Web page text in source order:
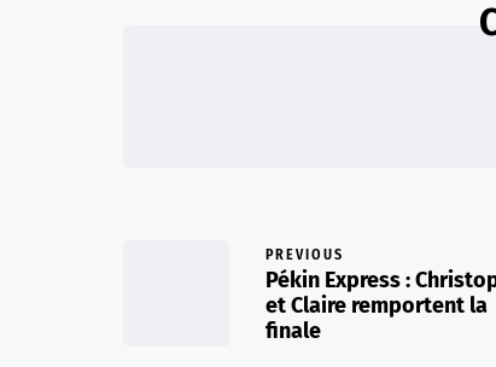
PREVIOUS
Pékin Express :
et Claire remportent la
finale